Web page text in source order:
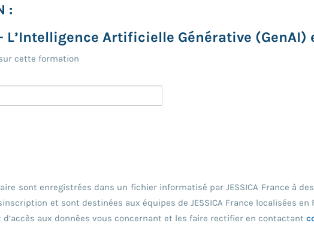
:
L’Intelligence Artificielle Générative
cette formation
sont enregistrées dans un fichier informatisé par JESSICA France à
et sont destinées aux équipes de JESSICA France localisées
aux données vous concernant et les faire rectifier en contactant